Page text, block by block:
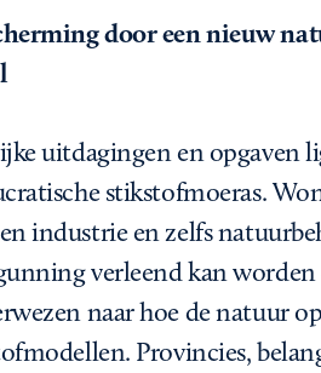
door een nieuw
uitdagingen en opgaven
stikstofmoeras.
industrie en zelfs
verleend kan worden
naar hoe de natuur
Provincies,